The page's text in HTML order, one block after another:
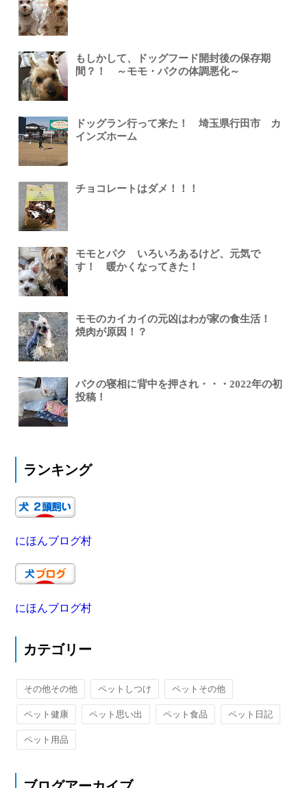
もしかして、ドッグフード開封後の保存期
間？！ ～モモ・パクの体調悪化～
ドッグラン行って来た！ 埼玉県行田市 カ
インズホーム
チョコレートはダメ！！！
モモとパク いろいろあるけど、元気で
す！ 暖かくなってきた！
モモのカイカイの元凶はわが家の食生活！
焼肉が原因！？
パクの寝相に背中を押され・・・2022年の初
投稿！
ランキング
にほんブログ村
にほんブログ村
カテゴリー
その他その他 ペットしつけ ペットその他
ペット健康 ペット思い出 ペット食品 ペット日記
ペット用品